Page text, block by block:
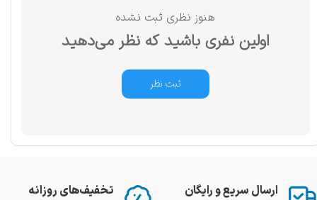
هنوز نظری ثبت نشده
اولین نفری باشید که نظر می‌دهید
ثبت نظر
ارسال سریع و رایگان تخفیف‌های روزانه